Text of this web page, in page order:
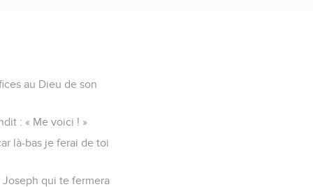
au Dieu de son
: « Me voici ! »
là-bas je ferai de toi
qui te fermera